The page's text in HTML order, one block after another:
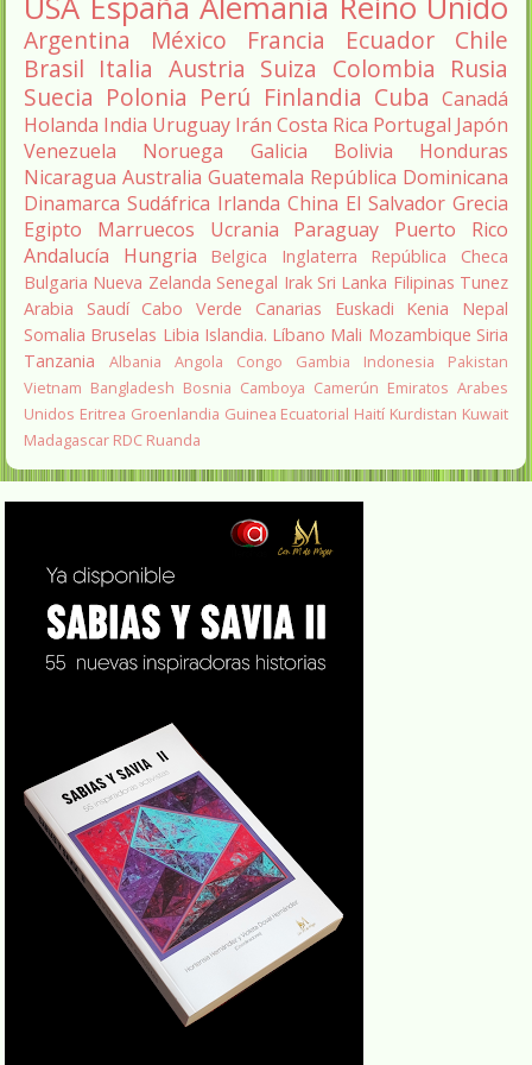
Argentina México Francia Ecuador
Chile
Brasil Italia Austria Suiza Colombia Rusia
Suecia Polonia Perú Finlandia Cuba Canadá
Holanda India Uruguay Irán Costa Rica Portugal Japón
Venezuela
Noruega Galicia Bolivia
Honduras
Nicaragua Australia Guatemala República Dominicana
Dinamarca Sudáfrica Irlanda China El Salvador Grecia
Egipto
Marruecos Ucrania Paraguay
Puerto Rico
Andalucía
Hungria Belgica Inglaterra
República Checa
Bulgaria Nueva Zelanda Senegal Irak Sri Lanka Filipinas Tunez
Arabia Saudí Cabo Verde Canarias Euskadi Kenia
Nepal
Somalia Bruselas Libia Islandia. Líbano Mali Mozambique Siria
Tanzania
Albania Angola Congo Gambia Indonesia
Pakistan
Vietnam Bangladesh Bosnia Camboya Camerún Emiratos Arabes
Unidos Eritrea Groenlandia Guinea Ecuatorial Haití Kurdistan Kuwait
Madagascar RDC Ruanda